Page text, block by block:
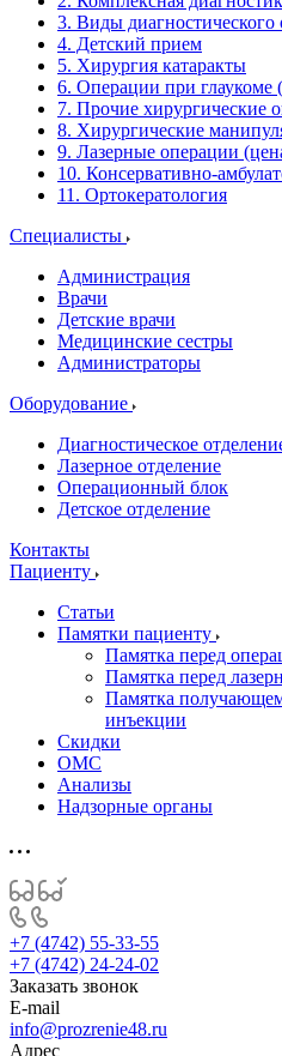
3. Виды диагностического
4. Детский прием
5. Хирургия катаракты
6. Операции при глаукоме
7. Прочие хирургические
8. Хирургические
9. Лазерные операции
10. Консервативно-
11. Ортокератология
Специалисты
Администрация
Врачи
Детские врачи
Медицинские сестры
Администраторы
Оборудование
Диагностическое
Лазерное отделение
Операционный блок
Детское отделение
Контакты
Пациенту
Статьи
Памятки пациенту
Памятка перед
Памятка перед
Памятка
инъекции
Скидки
ОМС
Анализы
Надзорные органы
+7 (4742) 55-33-55
+7 (4742) 24-24-02
Заказать звонок
E-mail
info@prozrenie48.ru
Адрес